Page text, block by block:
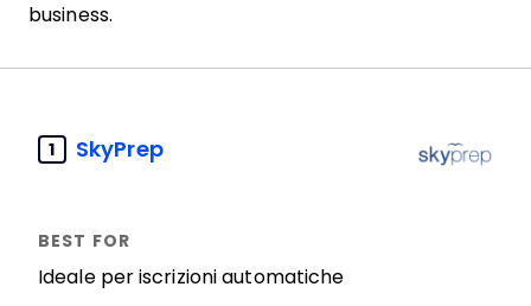
business.
1 SkyPrep
Ideale per iscrizioni automatiche